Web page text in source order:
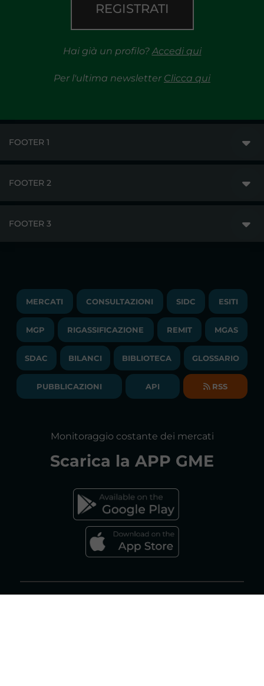
REGISTRATI
Hai già un profilo? Accedi qui
Per l'ultima newsletter Clicca qui
FOOTER 1
PUBBLICAZIONI
COMUNICATI/NEWS
NEWSLETTER
BILANCI DI ESERCIZIO
RELAZIONI ANNUALI
FOOTER 2
LAVORA CON NOI
CONTATTI
BANDI DI GARA E CONTRATTI
SOCIETA' TRASPARENTE
FOOTER 3
TRAYPORT M. ELETTRICO
LIQUIDITY PROVIDERS
BIBLIOTECA
GLOSSARIO
DICHIARAZIONE DI ACCESSIBILITÀ
FAQs MERCATO ELETTRICO
MERCATI CONSULTAZIONI SIDC ESITI
MGP RIGASSIFICAZIONE REMIT MGAS
SDAC BILANCI BIBLIOTECA GLOSSARIO
PUBBLICAZIONI API RSS
Monitoraggio costante dei mercati
Scarica la APP GME